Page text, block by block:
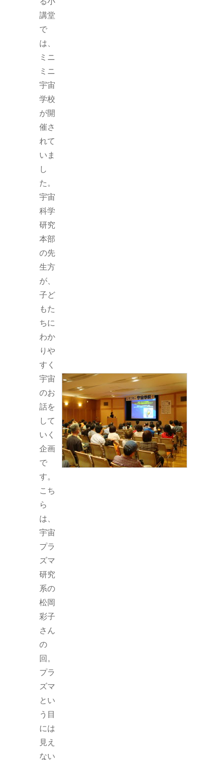
講堂
で
は、
ミニ
ミニ
宇宙
学校
が開
催さ
れて
いま
し
た。
宇宙
科学
研究
本部
の先
生方
が、
子ど
もた
ちに
わか
りや
すく
宇宙
のお
話を
して
いく
企画
で
す。
こち
ら
は、
宇宙
プラ
ズマ
研究
系の
松岡
彩子
さん
の
回。
プラ
ズマ
とい
う目
には
見え
ない